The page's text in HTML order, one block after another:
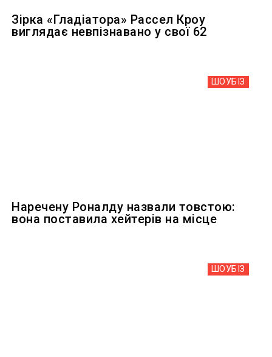
Зірка «Гладіатора» Рассел Кроу
виглядає невпізнавано у свої 62
ШОУБIЗ
Наречену Роналду назвали товстою:
вона поставила хейтерів на місце
ШОУБIЗ